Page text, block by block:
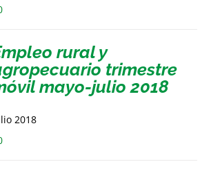
rural y
trimestre
mayo-julio 2018
2018